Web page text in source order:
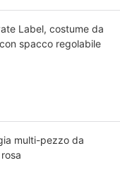
Label, costume da
spacco regolabile
multi-pezzo da